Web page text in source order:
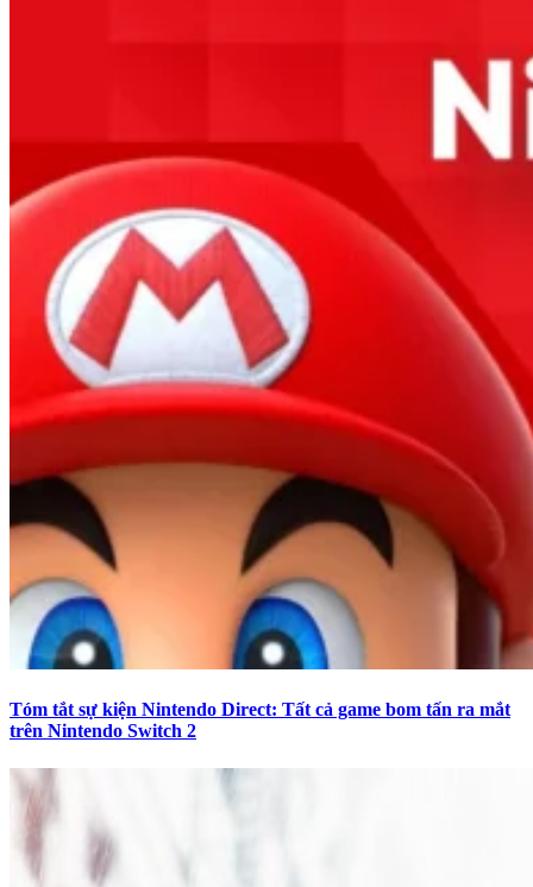
Tóm tắt sự kiện Nintendo Direct: Tất cả game bom tấn ra mắt
trên Nintendo Switch 2